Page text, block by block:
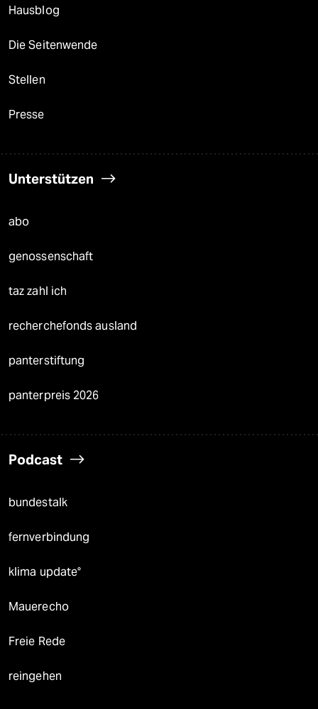
Hausblog
Die Seitenwende
Stellen
Presse
Unterstützen
abo
genossenschaft
taz zahl ich
recherchefonds ausland
panterstiftung
panterpreis 2026
Podcast
bundestalk
fernverbindung
klima update°
Mauerecho
Freie Rede
reingehen